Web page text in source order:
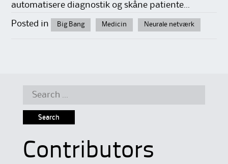
automatisere diagnostik og skåne patiente...
Posted in Big Bang Medicin Neurale netværk
Search
Contributors